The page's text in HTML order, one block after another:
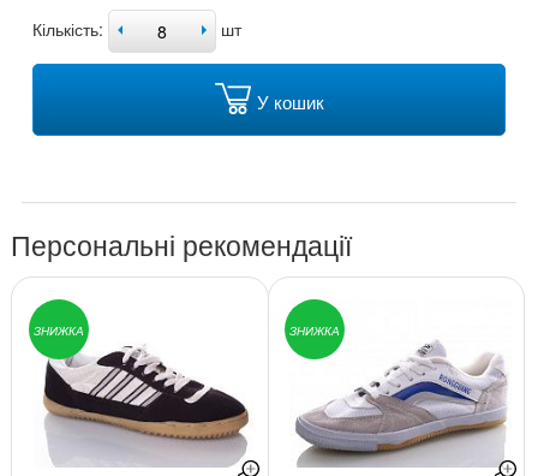
Кількість:
шт
У кошик
Персональні рекомендації
ЗНИЖКА ЗНИЖКА